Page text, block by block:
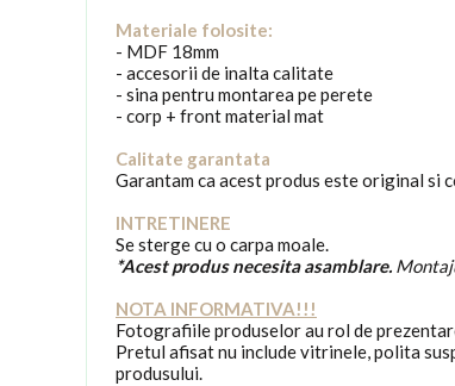
Materiale folosite:
- MDF 18mm
- accesorii de inalta calitate
- sina pentru montarea pe perete
- corp + front material mat
Calitate garantata
Garantam ca acest produs este original si
INTRETINERE
Se sterge cu o carpa moale.
*Acest produs necesita asamblare.
NOTA INFORMATIVA!!!
Fotografiile produselor au rol de
Pretul afisat nu include vitrinele, polita
produsului.